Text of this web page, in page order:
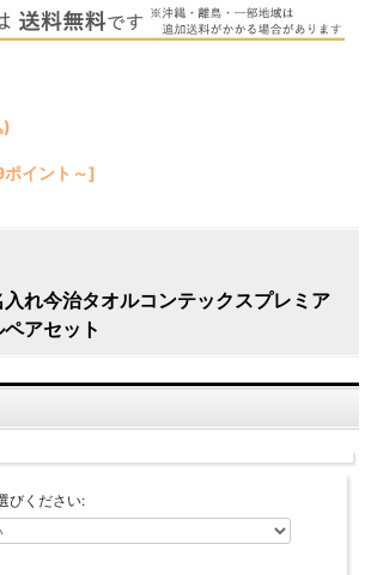
)
イント～]
入れ今治タオルコンテックスプレミア
アセット
びください: